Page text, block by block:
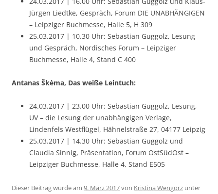
Jürgen Liedtke, Gespräch, Forum DIE UNABHÄNGIGEN
– Leipziger Buchmesse, Halle 5, H 309
25.03.2017 | 10.30 Uhr: Sebastian Guggolz, Lesung
und Gespräch, Nordisches Forum – Leipziger
Buchmesse, Halle 4, Stand C 400
Antanas Škėma, Das weiße Leintuch:
24.03.2017 | 23.00 Uhr: Sebastian Guggolz, Lesung,
UV – die Lesung der unabhängigen Verlage,
Lindenfels Westflügel, Hähnelstraße 27, 04177 Leipzig
25.03.2017 | 14.30 Uhr: Sebastian Guggolz und
Claudia Sinnig, Präsentation, Forum OstSüdOst –
Leipziger Buchmesse, Halle 4, Stand E505
Dieser Beitrag wurde am 9. März 2017von Kristina Wengorz unter